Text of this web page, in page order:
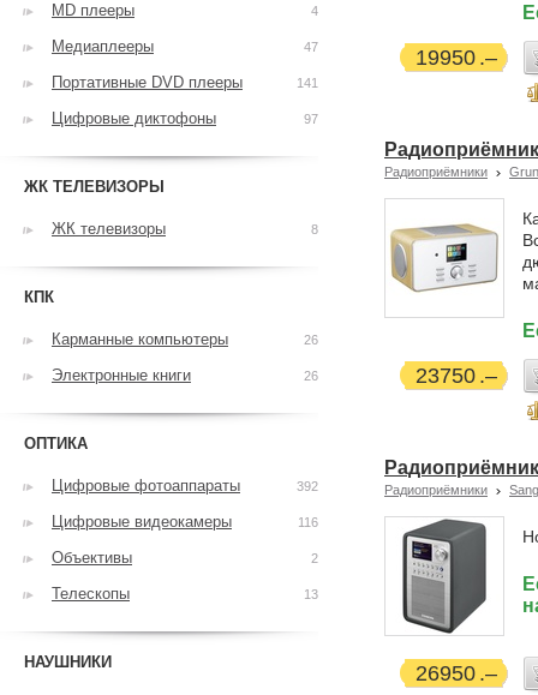
19950
Радиоприёмники
23750
Радиоприёмники
26950
MD плееры 4
Медиаплееры 47
Портативные DVD плееры 141
Цифровые диктофоны 97
ЖК ТЕЛЕВИЗОРЫ
ЖК телевизоры 8
КПК
Карманные компьютеры 26
Электронные книги 26
ОПТИКА
Цифровые фотоаппараты 392
Цифровые видеокамеры 116
Объективы 2
Телескопы 13
НАУШНИКИ